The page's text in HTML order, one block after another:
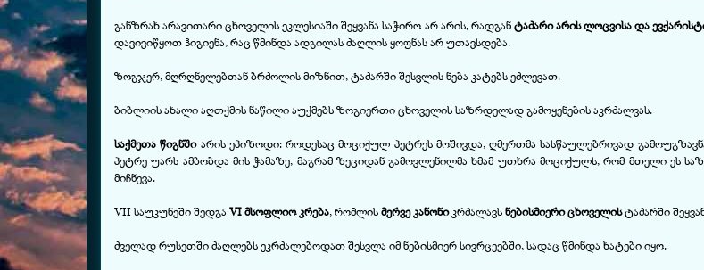
განზრახ არავითარი ცხოველის ეკლესიაში შეყვანა საჭირო არ არის, რადგანტაძარი არის ლოცვისა და
დავივიწყოთ ჰიგიენა, რაც წმინდა ადგილას ძაღლის ყოფნას არ უთავსდება.
ზოგჯერ, მღრღნელებთან ბრძოლის მიზნით, ტაძარში შესვლის ნება კატებს ეძლევათ.
ბიბლიის ახალი აღთქმის ნაწილი აუქმებს ზოგიერთი ცხოველის საზრდელად გამოყენების აკრძალვას.
საქმეთა წიგნშიარის ეპიზოდი: როდესაც მოციქულ პეტრეს მოშივდა, ღმერთმა სასწაულებრივად
პეტრე უარს ამბობდა მის ჭამაზე, მაგრამ ზეციდან გამოვლენილმა ხმამ უთხრა მოციქულს, რომ მთელი ეს
მიჩნევა.
VII საუკუნეში შედგა VI მსოფლიო კრება, რომლისმერვე კანონი კრძალავსნებისმიერი ცხოველისტაძარში
ძველად რუსეთში ძაღლებს ეკრძალებოდათ შესვლა იმ ნებისმიერ სივრცეებში, სადაც წმინდა ხატები იყო.